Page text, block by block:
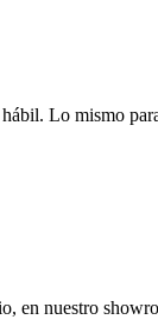
Lo mismo
en nuestro